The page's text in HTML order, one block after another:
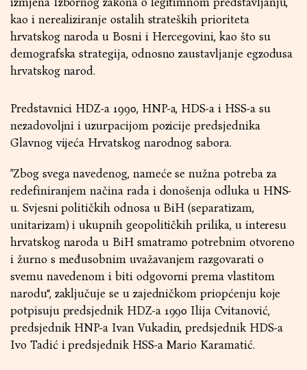
kao i nerealiziranje ostalih strateških prioriteta
hrvatskog naroda u Bosni i Hercegovini, kao što su
demografska strategija, odnosno zaustavljanje egzodusa
hrvatskog narod.
Predstavnici HDZ-a 1990, HNP-a, HDS-a i HSS-a su
nezadovoljni i uzurpacijom pozicije predsjednika
Glavnog vijeća Hrvatskog narodnog sabora.
"Zbog svega navedenog, nameće se nužna potreba za
redefiniranjem načina rada i donošenja odluka u HNS-
u. Svjesni političkih odnosa u BiH (separatizam,
unitarizam) i ukupnih geopolitičkih prilika, u interesu
hrvatskog naroda u BiH smatramo potrebnim otvoreno
i žurno s međusobnim uvažavanjem razgovarati o
svemu navedenom i biti odgovorni prema vlastitom
narodu“, zaključuje se u zajedničkom priopćenju koje
potpisuju predsjednik HDZ-a 1990 Ilija Cvitanović,
predsjednik HNP-a Ivan Vukadin, predsjednik HDS-a
Ivo Tadić i predsjednik HSS-a Mario Karamatić.